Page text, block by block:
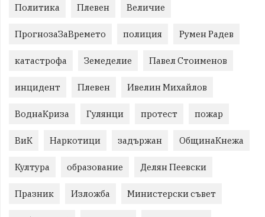
Политика Плевен Величие
ПрогнозаЗаВремето полиция Румен Радев
катастрофа Земеделие Павел Стоименов
инцидент Плевен Ивелин Михайлов
ВоднаКриза Гулянци протест пожар
ВиК Наркотици задържан ОбщинаКнежа
Култура образование Делян Пеевски
Празник Изложба Министерски съвет